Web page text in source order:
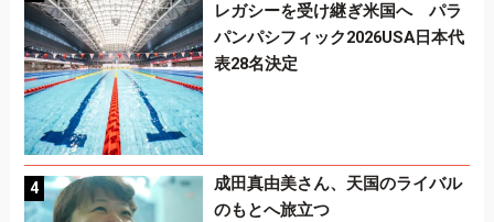
レガシーを受け継ぎ米国へ パラ
パンパシフィック2026USA日本代
表28名決定
成田真由美さん、天国のライバル
のもとへ旅立つ